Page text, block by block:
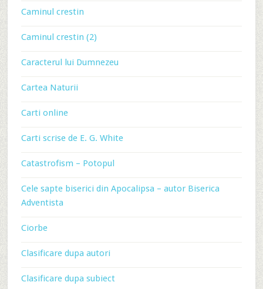
Caminul crestin
Caminul crestin (2)
Caracterul lui Dumnezeu
Cartea Naturii
Carti online
Carti scrise de E. G. White
Catastrofism – Potopul
Cele sapte biserici din Apocalipsa – autor Biserica
Adventista
Ciorbe
Clasificare dupa autori
Clasificare dupa subiect